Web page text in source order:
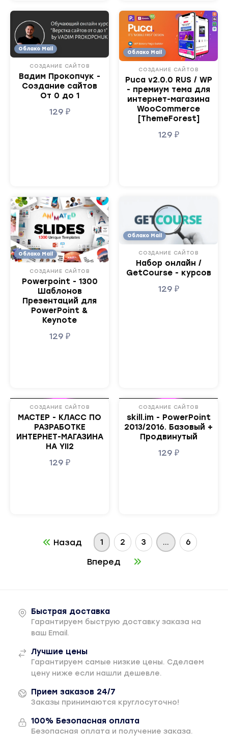
Облако Mail
СОЗДАНИЕ САЙТОВ
Вадим Прокопчук -
Создание сайтов
От 0 до 1
129 ₽
Облако Mail
СОЗДАНИЕ САЙТОВ
Puca v2.0.0 RUS / WP
- премиум тема для
интернет-магазина
WooCommerce
[ThemeForest]
129 ₽
Облако Mail
СОЗДАНИЕ САЙТОВ
Powerpoint - 1300
Шаблонов
Презентаций для
PowerPoint &
Keynote
129 ₽
Облако Mail
СОЗДАНИЕ САЙТОВ
Набор онлайн /
GetCourse - курсов
129 ₽
СОЗДАНИЕ САЙТОВ
МАСТЕР - КЛАСС ПО
РАЗРАБОТКЕ
ИНТЕРНЕТ-МАГАЗИНА
НА YII2
129 ₽
СОЗДАНИЕ САЙТОВ
skill.im - PowerPoint
2013/2016. Базовый +
Продвинутый
129 ₽
Назад 1 2 3 ... 6
Вперед
Быстрая доставка
Гарантируем быструю доставку заказа на
ваш Email.
Лучшие цены
Гарантируем самые низкие цены. Сделаем
цену ниже если нашли дешевле.
Прием заказов 24/7
Заказы принимаются круглосуточно!
100% Безопасная оплата
Безопасная оплата и получение заказа.